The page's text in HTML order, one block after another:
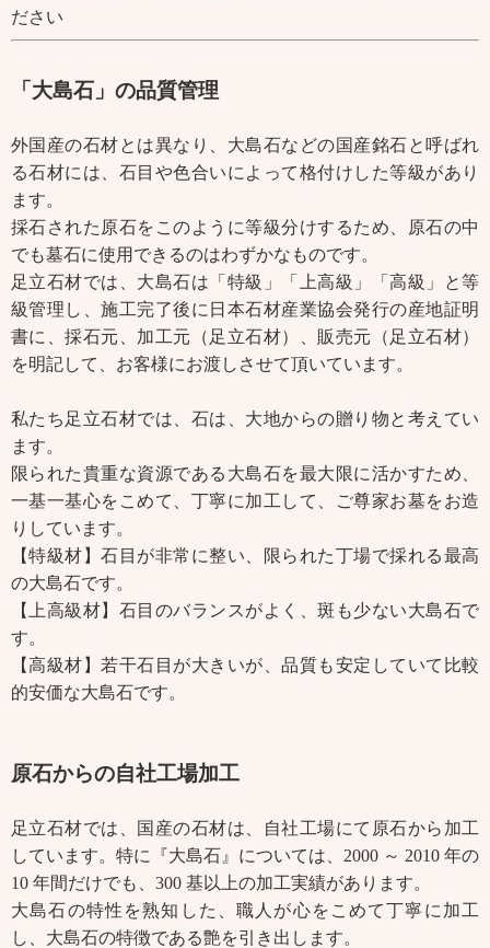
ださい
「大島石」の品質管理
外国産の石材とは異なり、大島石などの国産銘石と呼ばれ
る石材には、石目や色合いによって格付けした等級があり
ます。
採石された原石をこのように等級分けするため、原石の中
でも墓石に使用できるのはわずかなものです。
足立石材では、大島石は「特級」「上高級」「高級」と等
級管理し、施工完了後に日本石材産業協会発行の産地証明
書に、採石元、加工元（足立石材）、販売元（足立石材）
を明記して、お客様にお渡しさせて頂いています。
私たち足立石材では、石は、大地からの贈り物と考えてい
ます。
限られた貴重な資源である大島石を最大限に活かすため、
一基一基心をこめて、丁寧に加工して、ご尊家お墓をお造
りしています。
【特級材】石目が非常に整い、限られた丁場で採れる最高
の大島石です。
【上高級材】石目のバランスがよく、斑も少ない大島石で
す。
【高級材】若干石目が大きいが、品質も安定していて比較
的安価な大島石です。
原石からの自社工場加工
足立石材では、国産の石材は、自社工場にて原石から加工
しています。特に『大島石』については、2000 ～ 2010 年の
10 年間だけでも、300 基以上の加工実績があります。
大島石の特性を熟知した、職人が心をこめて丁寧に加工
し、大島石の特徴である艶を引き出します。